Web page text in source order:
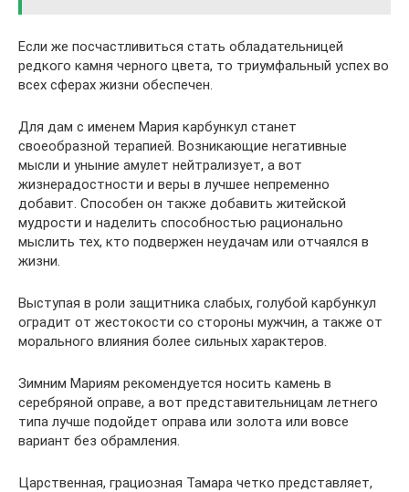
Если же посчастливиться стать обладательницей
редкого камня черного цвета, то триумфальный успех во
всех сферах жизни обеспечен.
Для дам с именем Мария карбункул станет
своеобразной терапией. Возникающие негативные
мысли и уныние амулет нейтрализует, а вот
жизнерадостности и веры в лучшее непременно
добавит. Способен он также добавить житейской
мудрости и наделить способностью рационально
мыслить тех, кто подвержен неудачам или отчаялся в
жизни.
Выступая в роли защитника слабых, голубой карбункул
оградит от жестокости со стороны мужчин, а также от
морального влияния более сильных характеров.
Зимним Мариям рекомендуется носить камень в
серебряной оправе, а вот представительницам летнего
типа лучше подойдет оправа или золота или вовсе
вариант без обрамления.
Царственная, грациозная Тамара четко представляет,